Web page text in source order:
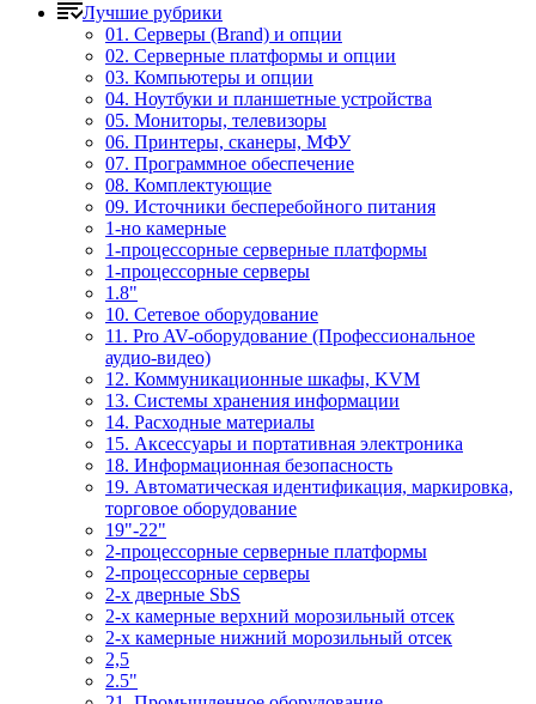
Лучшие рубрики
01. Серверы (Brand) и опции
02. Серверные платформы и опции
03. Компьютеры и опции
04. Ноутбуки и планшетные устройства
05. Мониторы, телевизоры
06. Принтеры, сканеры, МФУ
07. Программное обеспечение
08. Комплектующие
09. Источники бесперебойного питания
1-но камерные
1-процессорные серверные платформы
1-процессорные серверы
1.8"
10. Сетевое оборудование
11. Pro AV-оборудование (Профессиональное
аудио-видео)
12. Коммуникационные шкафы, KVM
13. Системы хранения информации
14. Расходные материалы
15. Аксессуары и портативная электроника
18. Информационная безопасность
19. Автоматическая идентификация, маркировка,
торговое оборудование
19"-22"
2-процессорные серверные платформы
2-процессорные серверы
2-х дверные SbS
2-х камерные верхний морозильный отсек
2-х камерные нижний морозильный отсек
2,5
2.5"